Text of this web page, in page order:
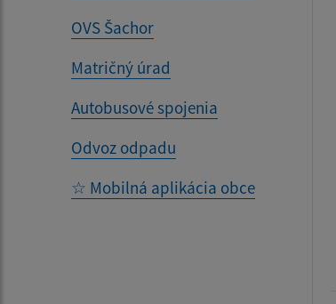
OVS Šachor
Matričný úrad
Autobusové spojenia
Odvoz odpadu
☆ Mobilná aplikácia obce